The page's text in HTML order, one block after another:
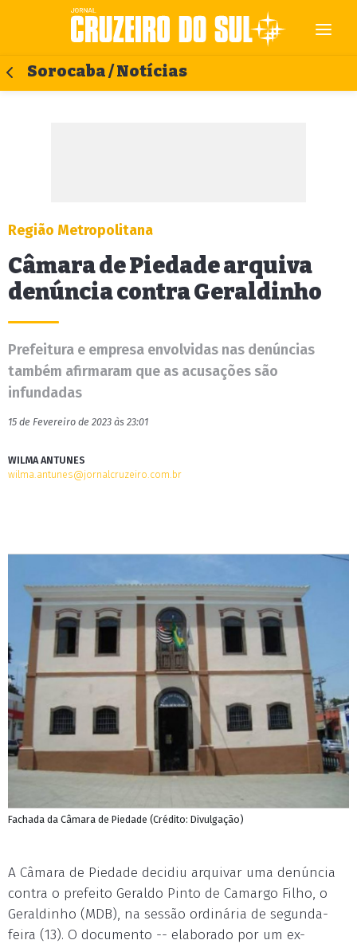
Sorocaba / Notícias
Região Metropolitana
Câmara de Piedade arquiva
denúncia contra Geraldinho
Prefeitura e empresa envolvidas nas denúncias
também afirmaram que as acusações são
infundadas
15 de Fevereiro de 2023 às 23:01
WILMA ANTUNES
wilma.antunes@jornalcruzeiro.com.br
Fachada da Câmara de Piedade (Crédito: Divulgação)
A Câmara de Piedade decidiu arquivar uma denúncia
contra o prefeito Geraldo Pinto de Camargo Filho, o
Geraldinho (MDB), na sessão ordinária de segunda-
feira (13). O documento -- elaborado por um ex-